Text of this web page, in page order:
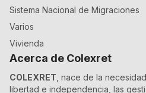
Sistema Nacional de Migraciones
Varios
Vivienda
Acerca de Colexret
COLEXRET , nace de la
libertad e independencia, las